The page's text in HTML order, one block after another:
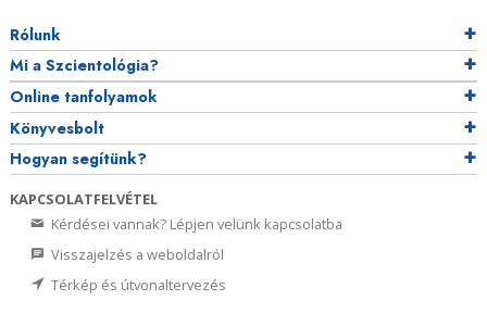
Rólunk
Mi a Szcientológia?
Online tanfolyamok
Könyvesbolt
Hogyan segítünk?
KAPCSOLATFELVÉTEL
Kérdései vannak? Lépjen velünk kapcsolatba
Visszajelzés a weboldalról
Térkép és útvonaltervezés